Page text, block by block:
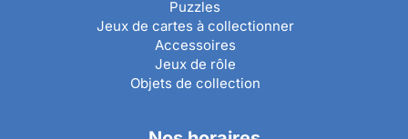
Puzzles
Jeux de cartes à collectionner
Accessoires
Jeux de rôle
Objets de collection